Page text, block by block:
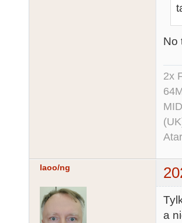
No
2x
laoo/ng
a